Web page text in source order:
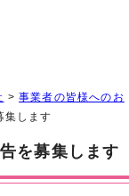
>事業者の皆様へのお
集します
を募集します